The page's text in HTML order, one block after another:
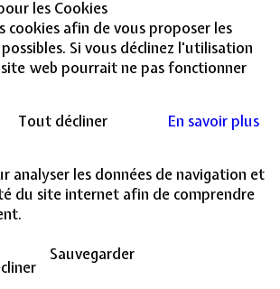
les Cookies
cookies afin de vous proposer les
Si vous déclinez l'utilisation
site web pourrait ne pas fonctionner
Tout décliner
En savoir plus
analyser les données de navigation et
du site internet afin de comprendre
Sauvegarder